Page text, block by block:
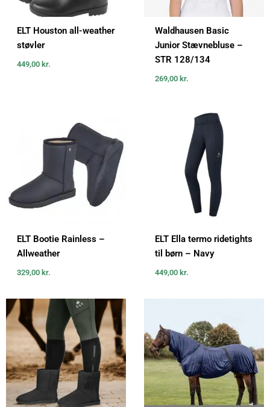
ELT Houston all-weather
støvler
449,00 kr.
Waldhausen Basic
Junior Stævnebluse –
STR 128/134
269,00 kr.
ELT Bootie Rainless –
Allweather
329,00 kr.
ELT Ella termo ridetights
til børn – Navy
449,00 kr.